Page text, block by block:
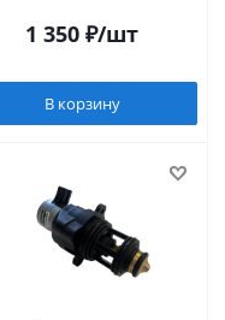
1 350 ₽/шт
В корзину